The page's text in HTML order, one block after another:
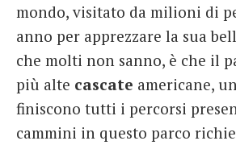
mondo, visitato da milioni di
anno per apprezzare la sua
che molti non sanno, è che il
più alte cascate americane,
finiscono tutti i percorsi
cammini in questo parco